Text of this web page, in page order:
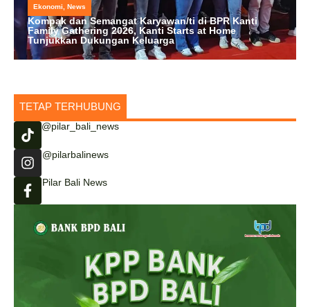
Ekonomi, News
Kompak dan Semangat Karyawan/ti di BPR Kanti
Family Gathering 2026, Kanti Starts at Home
Tunjukkan Dukungan Keluarga
TETAP TERHUBUNG
@pilar_bali_news
@pilarbalinews
Pilar Bali News